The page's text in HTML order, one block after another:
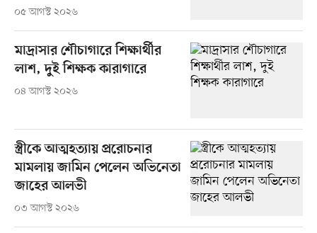
০৫ আগস্ট ২০২৬
মাদ্রাসার শৌচাগারে শিক্ষার্থীর
লাশ, দুই শিক্ষক কারাগারে
০৪ আগস্ট ২০২৬
স্ত্রীকে আত্মহত্যায় প্ররোচনার
মামলায় জামিন পেলেন অভিনেতা
জাহের আলভী
০৩ আগস্ট ২০২৬